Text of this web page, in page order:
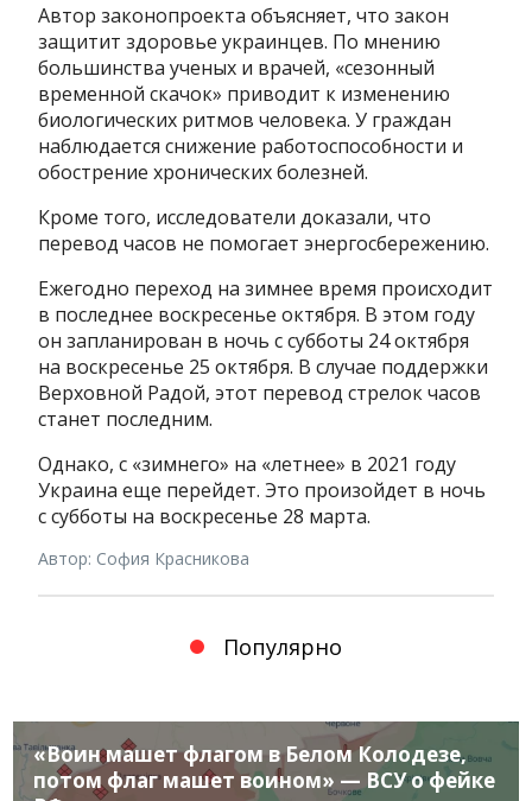
Автор законопроекта объясняет, что закон
защитит здоровье украинцев. По мнению
большинства ученых и врачей, «сезонный
временной скачок» приводит к изменению
биологических ритмов человека. У граждан
наблюдается снижение работоспособности и
обострение хронических болезней.
Кроме того, исследователи доказали, что
перевод часов не помогает энергосбережению.
Ежегодно переход на зимнее время происходит
в последнее воскресенье октября. В этом году
он запланирован в ночь с субботы 24 октября
на воскресенье 25 октября. В случае поддержки
Верховной Радой, этот перевод стрелок часов
станет последним.
Однако, с «зимнего» на «летнее» в 2021 году
Украина еще перейдет. Это произойдет в ночь
с субботы на воскресенье 28 марта.
Автор: София Красникова
Популярно
«Воин машет флагом в Белом Колодезе,
потом флаг машет воином» — ВСУ о фейке